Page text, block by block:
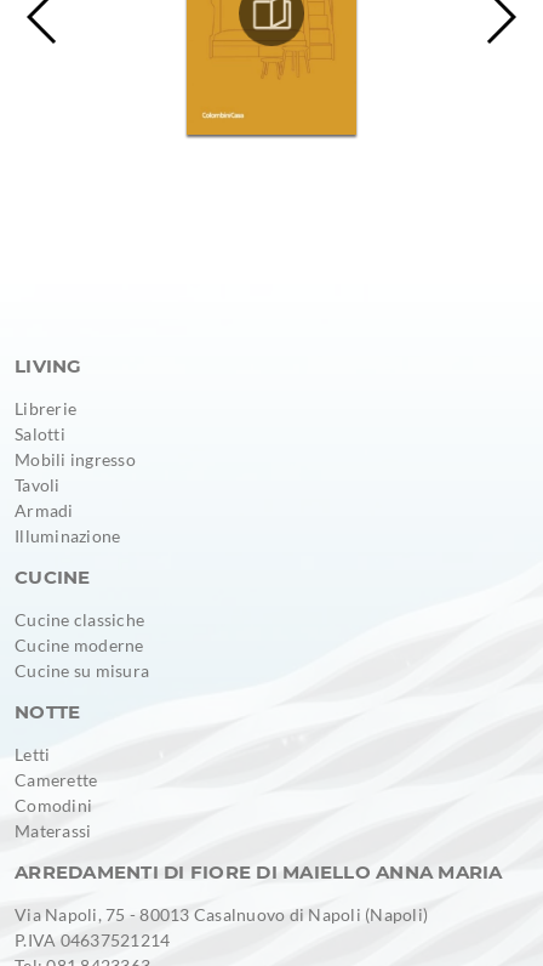
LIVING
Librerie
Salotti
Mobili ingresso
Tavoli
Armadi
Illuminazione
CUCINE
Cucine classiche
Cucine moderne
Cucine su misura
NOTTE
Letti
Camerette
Comodini
Materassi
ARREDAMENTI DI FIORE DI MAIELLO ANNA MARIA
Via Napoli, 75 - 80013 Casalnuovo di Napoli (Napoli)
P.IVA 04637521214